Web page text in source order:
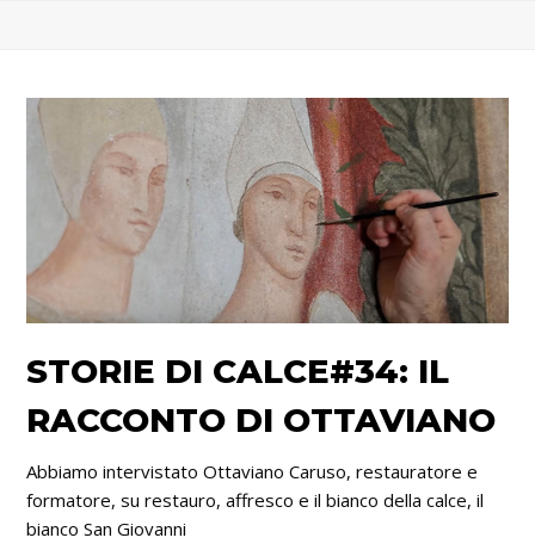
STORIE DI CALCE#34: IL
RACCONTO DI OTTAVIANO
Abbiamo intervistato Ottaviano Caruso, restauratore e
formatore, su restauro, affresco e il bianco della calce, il
bianco San Giovanni